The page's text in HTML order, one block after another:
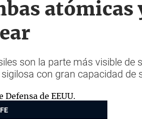
atómicas
son la parte más visible de
con gran capacidad de